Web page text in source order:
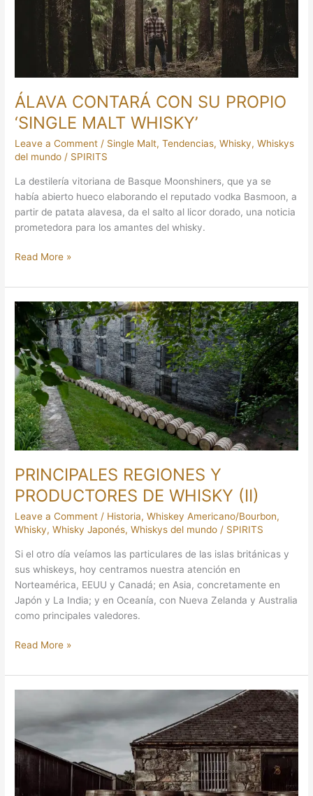
ÁLAVA CONTARÁ CON SU PROPIO
‘SINGLE MALT WHISKY’
Leave a Comment / Single Malt,Tendencias,Whisky,Whiskys
del mundo / SPIRITS
La destilería vitoriana de Basque Moonshiners, que ya se
había abierto hueco elaborando el reputado vodka Basmoon, a
partir de patata alavesa, da el salto al licor dorado, una noticia
prometedora para los amantes del whisky.
‘SINGLE
WHISKY’
Read More »
PRINCIPALES REGIONES Y
PRODUCTORES DE WHISKY (II)
Leave a Comment / Historia,Whiskey Americano/Bourbon,
Whisky,Whisky Japonés,Whiskys del mundo / SPIRITS
Si el otro día veíamos las particulares de las islas británicas y
sus whiskeys, hoy centramos nuestra atención en
Norteamérica, EEUU y Canadá; en Asia, concretamente en
Japón y La India; y en Oceanía, con Nueva Zelanda y Australia
como principales valedores.
PRINCIPALES
REGIONES
Y
PRODUCTORES
DE
WHISKY
(II)
Read More »
PRODUCTORES
DE
WHISKY
(I)